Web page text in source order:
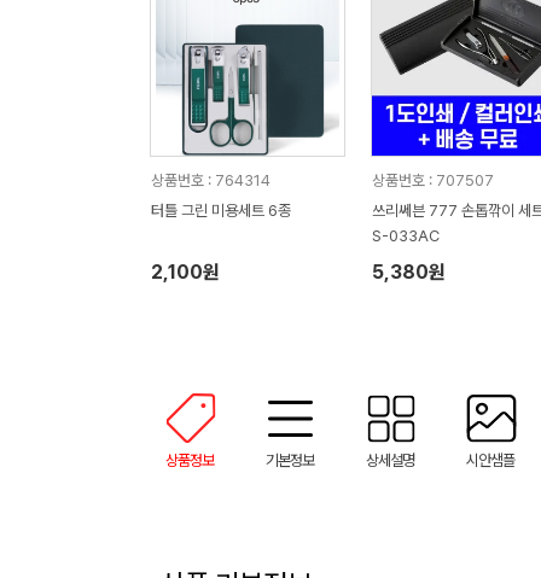
상품번호 : 764314
터틀 그린 미용세트 6종
2,100원
상품번호 : 707507
쓰리쎄븐 777 손톱깎이 세
S-033AC
5,380원
상품정보 기본정보 상세설명 시안샘플